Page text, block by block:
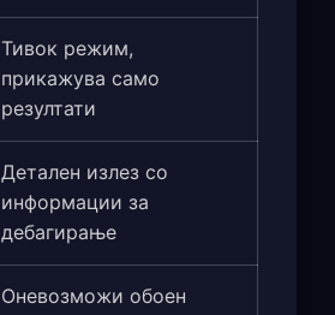
Тивок режим,
прикажува само
резултати
Детален излез со
информации за
дебагирање
Оневозможи обоен